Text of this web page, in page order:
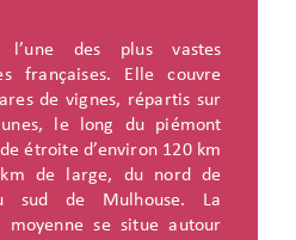
l’une des plus vastes
françaises. Elle couvre
de vignes, répartis sur
le long du piémont
étroite d’environ 120 km
de large, du nord de
sud de Mulhouse. La
moyenne se situe autour